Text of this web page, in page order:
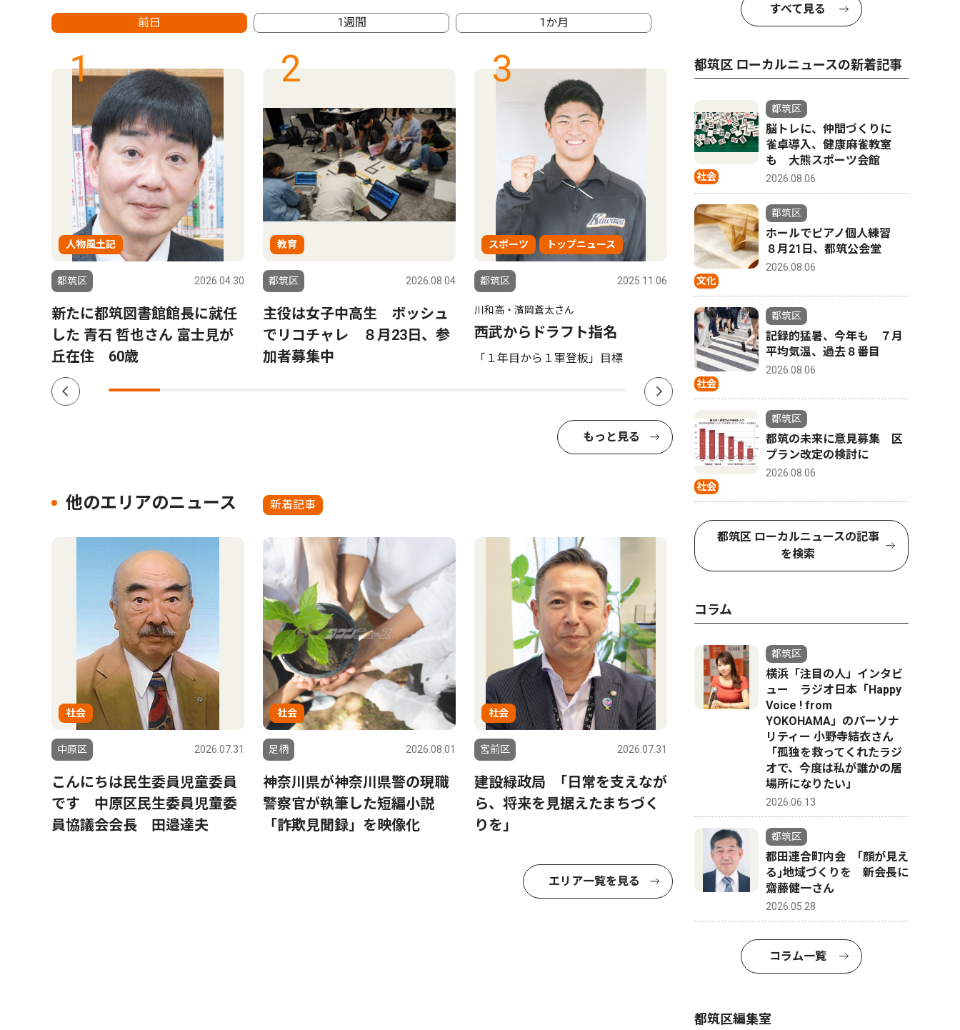
前日 1週間 1か月
1
人物風土記
都筑区 2026.04.30
新たに都筑図書館館長に就任
した 青石 哲也さん 富士見が
丘在住 60歳
2
教育
都筑区 2026.08.04
主役は女子中高生 ボッシュ
でリコチャレ ８月23日、参
加者募集中
3
スポーツ トップニュース
都筑区 2025.11.06
川和高・濱岡蒼太さん
西武からドラフト指名
「１年目から１軍登板」目標
4
スポーツ トップニュース
都筑区
横浜国際プール
メイン｢廃止｣が決定
市、再整備計画を発表
月12日
もっと見る
他のエリアのニュース 新着記事
社会
中原区 2026.07.31
こんにちは民生委員児童委員
です 中原区民生委員児童委
員協議会会長 田邉達夫
社会
足柄 2026.08.01
神奈川県が神奈川県警の現職
警察官が執筆した短編小説
「詐欺見聞録」を映像化
社会
宮前区 2026.07.31
建設緑政局 ｢日常を支えなが
ら、将来を見据えたまちづく
りを｣
エリア一覧を見る
すべて見る
都筑区 ローカルニュースの新着記事
社会
都筑区
脳トレに、仲間づくりに
雀卓導入、健康麻雀教室
も 大熊スポーツ会館
2026.08.06
文化
都筑区
ホールでピアノ個人練習
８月21日、都筑公会堂
2026.08.06
社会
都筑区
記録的猛暑、今年も ７月
平均気温、過去８番目
2026.08.06
社会
都筑区
都筑の未来に意見募集 区
プラン改定の検討に
2026.08.06
都筑区 ローカルニュースの記事
を検索
コラム
都筑区
横浜「注目の人」インタビ
ュー ラジオ日本「Happy
Voice ! from
YOKOHAMA」のパーソナ
リティー 小野寺結衣さん
「孤独を救ってくれたラジ
オで、今度は私が誰かの居
場所になりたい」
2026.06.13
都筑区
都田連合町内会 ｢顔が見え
る｣地域づくりを 新会長に
齋藤健一さん
2026.05.28
コラム一覧
都筑区編集室